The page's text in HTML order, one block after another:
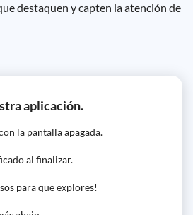
destaquen y capten la atención de
aplicación.
la pantalla apagada.
al finalizar.
para que explores!